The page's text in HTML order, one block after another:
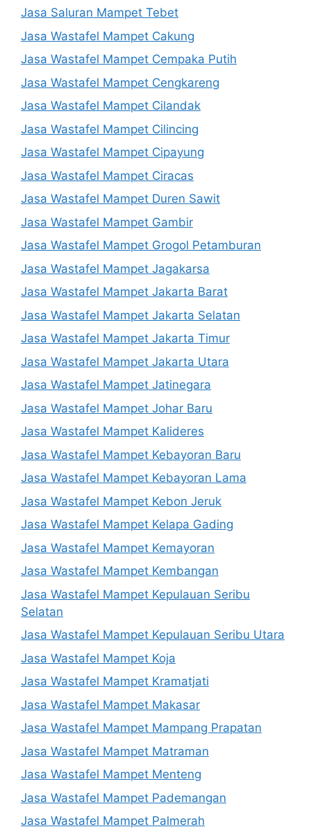
Jasa Saluran Mampet Tebet
Jasa Wastafel Mampet Cakung
Jasa Wastafel Mampet Cempaka Putih
Jasa Wastafel Mampet Cengkareng
Jasa Wastafel Mampet Cilandak
Jasa Wastafel Mampet Cilincing
Jasa Wastafel Mampet Cipayung
Jasa Wastafel Mampet Ciracas
Jasa Wastafel Mampet Duren Sawit
Jasa Wastafel Mampet Gambir
Jasa Wastafel Mampet Grogol Petamburan
Jasa Wastafel Mampet Jagakarsa
Jasa Wastafel Mampet Jakarta Barat
Jasa Wastafel Mampet Jakarta Selatan
Jasa Wastafel Mampet Jakarta Timur
Jasa Wastafel Mampet Jakarta Utara
Jasa Wastafel Mampet Jatinegara
Jasa Wastafel Mampet Johar Baru
Jasa Wastafel Mampet Kalideres
Jasa Wastafel Mampet Kebayoran Baru
Jasa Wastafel Mampet Kebayoran Lama
Jasa Wastafel Mampet Kebon Jeruk
Jasa Wastafel Mampet Kelapa Gading
Jasa Wastafel Mampet Kemayoran
Jasa Wastafel Mampet Kembangan
Jasa Wastafel Mampet Kepulauan Seribu
Selatan
Jasa Wastafel Mampet Kepulauan Seribu Utara
Jasa Wastafel Mampet Koja
Jasa Wastafel Mampet Kramatjati
Jasa Wastafel Mampet Makasar
Jasa Wastafel Mampet Mampang Prapatan
Jasa Wastafel Mampet Matraman
Jasa Wastafel Mampet Menteng
Jasa Wastafel Mampet Pademangan
Jasa Wastafel Mampet Palmerah